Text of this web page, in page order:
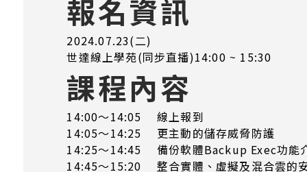
報名資訊
2024.07.23(二)
世達線上學苑(同步直播)14:00 ~ 15:30
課程內容
14:00～14:05 線上報到
14:05～14:25 更主動的儲存威脅防護
14:25～14:45 備份軟體Backup Exec功能
14:45～15:20 整合實體、虛擬及混合雲的